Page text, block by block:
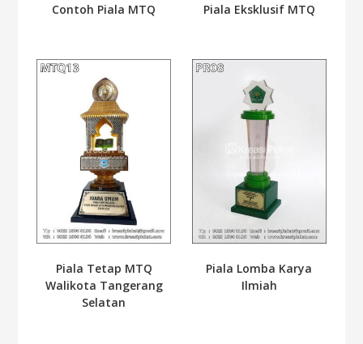
Contoh Piala MTQ Piala Eksklusif MTQ
Piala Tetap MTQ
Walikota Tangerang
Selatan
Piala Lomba Karya
Ilmiah